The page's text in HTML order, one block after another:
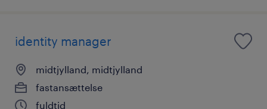
identity manager
midtjylland, midtjylland
fastansættelse
fuldtid